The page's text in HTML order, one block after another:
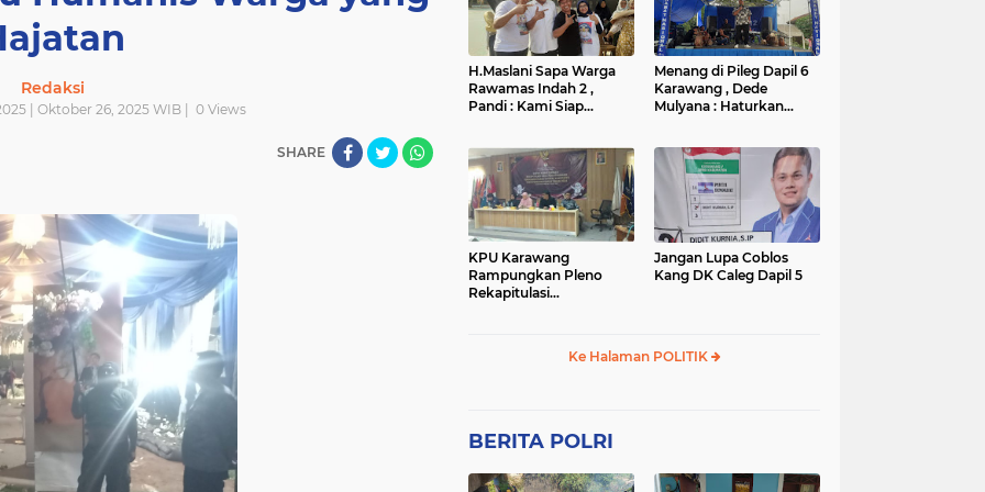
Połsek Cikampek Połsek Karawang RELEVANTNEWS TNI TNI WISATA
polres purwakarta polres subang
połsek cikampek połsek karawang
Redaksi
| Oktober 26, 2025 WIB | 0Views
SHARE
H.Maslani Sapa Warga
Rawamas Indah 2 ,
Pandi : Kami Siap
Menang di Pileg Dapil 6
Karawang , Dede
Mulyana : Haturkan
KPU Karawang
Rampungkan Pleno
Rekapitulasi
Jangan Lupa Coblos
Kang DK Caleg Dapil 5
Ke Halaman POLITIK
BERITA POLRI